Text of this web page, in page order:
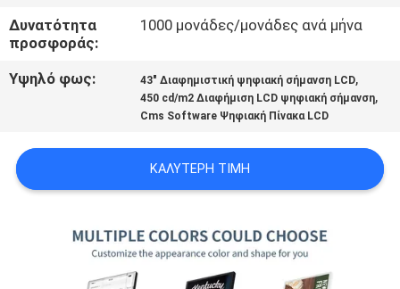
ΕΙΔΉΣΕΙΣ
ΥΠΟΘΈΣΕΙΣ
ΠΡΟΣΦΟΡΆ
SITEMAP
Δυνατότητα
προσφοράς:
1000 μονάδες/μονάδες ανά μήνα
Υψηλό φως: 43" Διαφημιστική ψηφιακή σήμανση LCD,
450 cd/m2 Διαφήμιση LCD ψηφιακή σήμανση,
Cms Software Ψηφιακή Πίνακα LCD
ΚΑΛΎΤΕΡΗ ΤΙΜΉ